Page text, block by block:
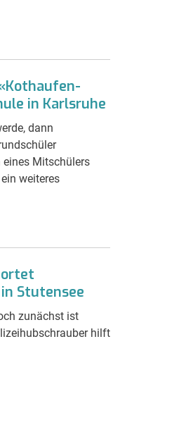
in Karlsruhe
dann
Mitschülers
weiteres
ortet
Stutensee
zunächst ist
hilft